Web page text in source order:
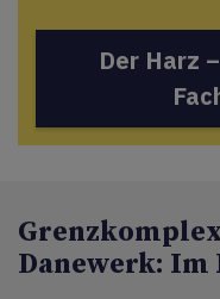
Der Harz
Danewerk: